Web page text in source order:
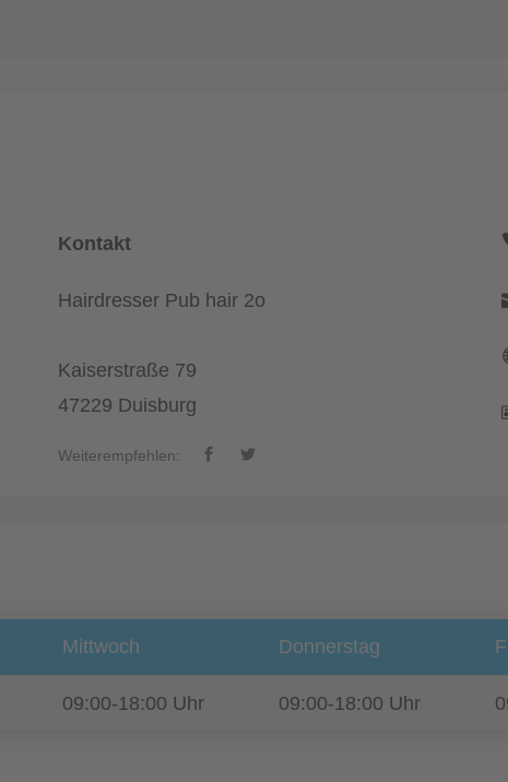
Kontakt
Hairdresser Pub hair 2o
Kaiserstraße 79
47229 Duisburg
Weiterempfehlen:
Mittwoch Donnerstag
09:00-18:00 Uhr 09:00-18:00 Uhr